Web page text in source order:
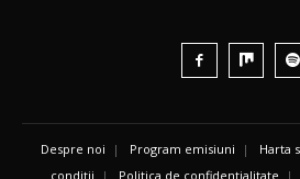
Despre noi | Program emisiuni | Harta
condiții | Politica de confidențialitate |